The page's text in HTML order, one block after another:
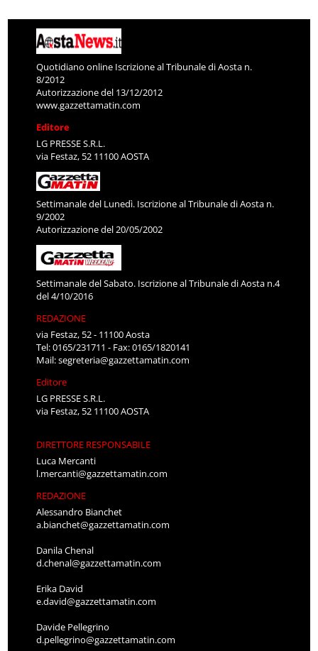
Quotidiano online Iscrizione al Tribunale di Aosta n.
8/2012
Autorizzazione del 13/12/2012
www.gazzettamatin.com
Editore
LG PRESSE S.R.L.
via Festaz, 52 11100 AOSTA
Settimanale del Lunedì. Iscrizione al Tribunale di Aosta n.
9/2002
Autorizzazione del 20/05/2002
Settimanale del Sabato. Iscrizione al Tribunale di Aosta n.4
del 4/10/2016
REDAZIONE
via Festaz, 52 - 11100 Aosta
Tel: 0165/231711 - Fax: 0165/1820141
Mail:segreteria@gazzettamatin.com
Editore
LG PRESSE S.R.L.
via Festaz, 52 11100 AOSTA
DIRETTORE RESPONSABILE
Luca Mercanti
l.mercanti@gazzettamatin.com
REDAZIONE
Alessandro Bianchet
a.bianchet@gazzettamatin.com
Danila Chenal
d.chenal@gazzettamatin.com
Erika David
e.david@gazzettamatin.com
Davide Pellegrino
d.pellegrino@gazzettamatin.com